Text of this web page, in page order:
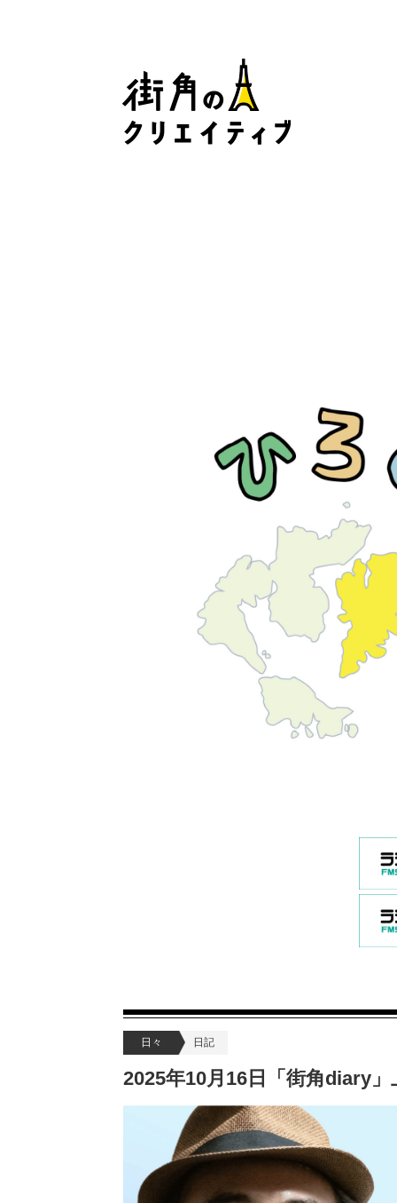
日々 日記
2025年10月16日「街角diary